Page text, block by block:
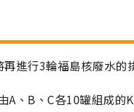
進行3輪福島核廢水的
、B、C各10罐組成的